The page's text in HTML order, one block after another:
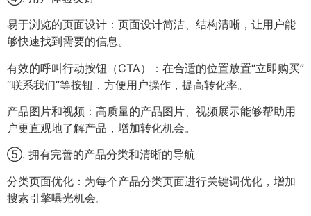
易于浏览的页面设计：页面设计简洁、结构清晰，让用户能
够快速找到需要的信息。
有效的呼叫行动按钮（CTA）：在合适的位置放置“立即购买”
“联系我们”等按钮，方便用户操作，提高转化率。
产品图片和视频：高质量的产品图片、视频展示能够帮助用
户更直观地了解产品，增加转化机会。
⑤. 拥有完善的产品分类和清晰的导航
分类页面优化：为每个产品分类页面进行关键词优化，增加
搜索引擎曝光机会。